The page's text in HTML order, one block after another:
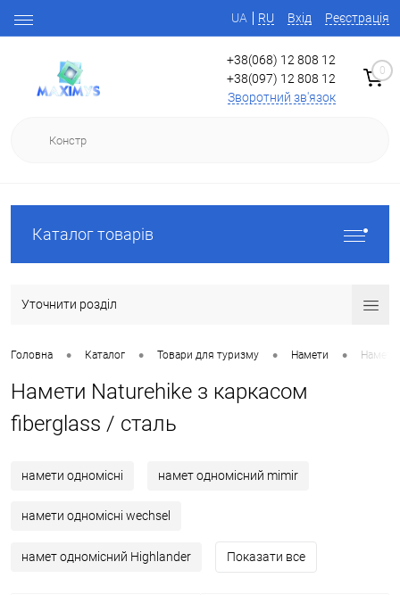
UA RU Вхід Реєстрація
+38(068) 12 808 12
+38(097) 12 808 12
Зворотний зв'язок
0
Каталог товарів
Уточнити розділ
Головна • Каталог • Товари для туризму • Намети •
Намети Naturehike з каркасом
fiberglass / сталь
намети одномісні намет одномісний mimir
намети одномісні wechsel
намет одномісний Highlander Показати все